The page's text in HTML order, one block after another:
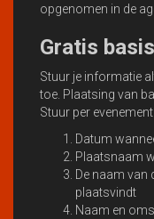
opgenomen in de
Gratis
Stuur je informatie
toe. Plaatsing van
Stuur per
Datum
Plaatsnaam
De naam van
plaatsvindt
Naam en